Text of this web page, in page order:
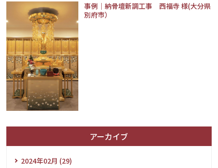
事例｜納骨壇新調工事 西福寺 様(大分県
別府市）
アーカイブ
2024年02月 (29)